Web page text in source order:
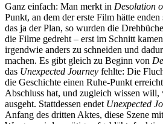
Ganz einfach: Man merkt in Desolation
Punkt, an dem der erste Film hätte
das ja der Plan, so wurden die
die Filme gedreht – erst im Schnitt
irgendwie anders zu schneiden und
machen. Es gibt gleich zu Beginn von
das Unexpected Journey fehlte: Die
die Geschichte einen Ruhe-Punkt
Abschluss hat, und zugleich wissen will,
ausgeht. Stattdessen endet Unexpected
Anfang des dritten Aktes, diese Szene